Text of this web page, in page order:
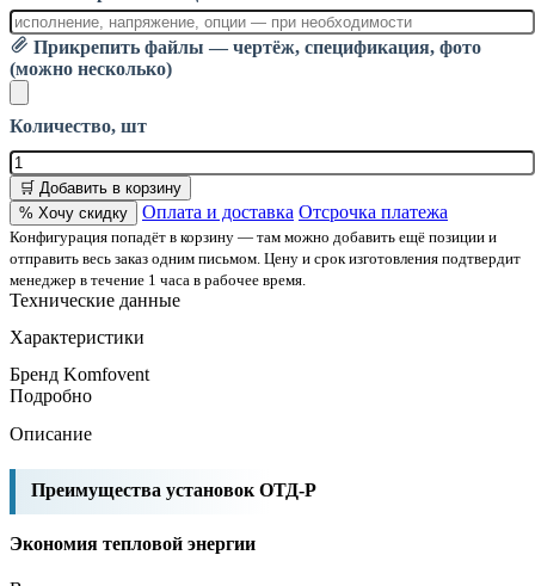
Прикрепить файлы — чертёж, спецификация, фото
(можно несколько)
Количество, шт
🛒 Добавить в корзину
% Хочу скидку
Оплата и доставка Отсрочка платежа
Конфигурация попадёт в корзину — там можно добавить ещё позиции и
отправить весь заказ одним письмом. Цену и срок изготовления подтвердит
менеджер в течение 1 часа в рабочее время.
Технические данные
Характеристики
Бренд Komfovent
Подробно
Описание
Преимущества установок ОТД-P
Экономия тепловой энергии